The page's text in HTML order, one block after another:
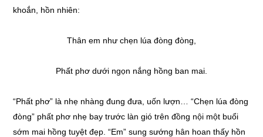
khoắn, hồn nhiên:
Thân em như chẹn lúa đòng đòng,
Phất phơ dưới ngọn nắng hồng ban mai.
“Phất phơ” là nhẹ nhàng đung đưa, uốn lượn… “Chẹn lúa đòng
đòng” phất phơ nhẹ bay trước làn gió trên đồng nội một buổi
sớm mai hồng tuyệt đẹp. “Em” sung sướng hân hoan thấy hồn